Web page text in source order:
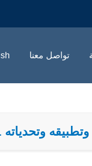
تواصل معنا
وتحدياته 94959511